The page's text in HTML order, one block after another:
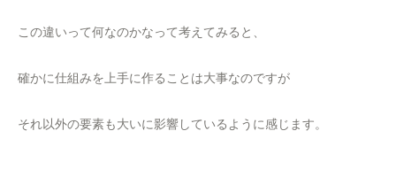
この違いって何なのかなって考えてみると、
確かに仕組みを上手に作ることは大事なのですが
それ以外の要素も大いに影響しているように感じます。